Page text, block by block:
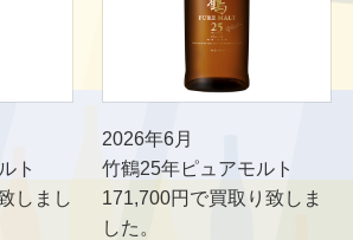
ト
しまし
2026年6月
竹鶴25年ピュアモルト
171,700円で買取り致しま
した。